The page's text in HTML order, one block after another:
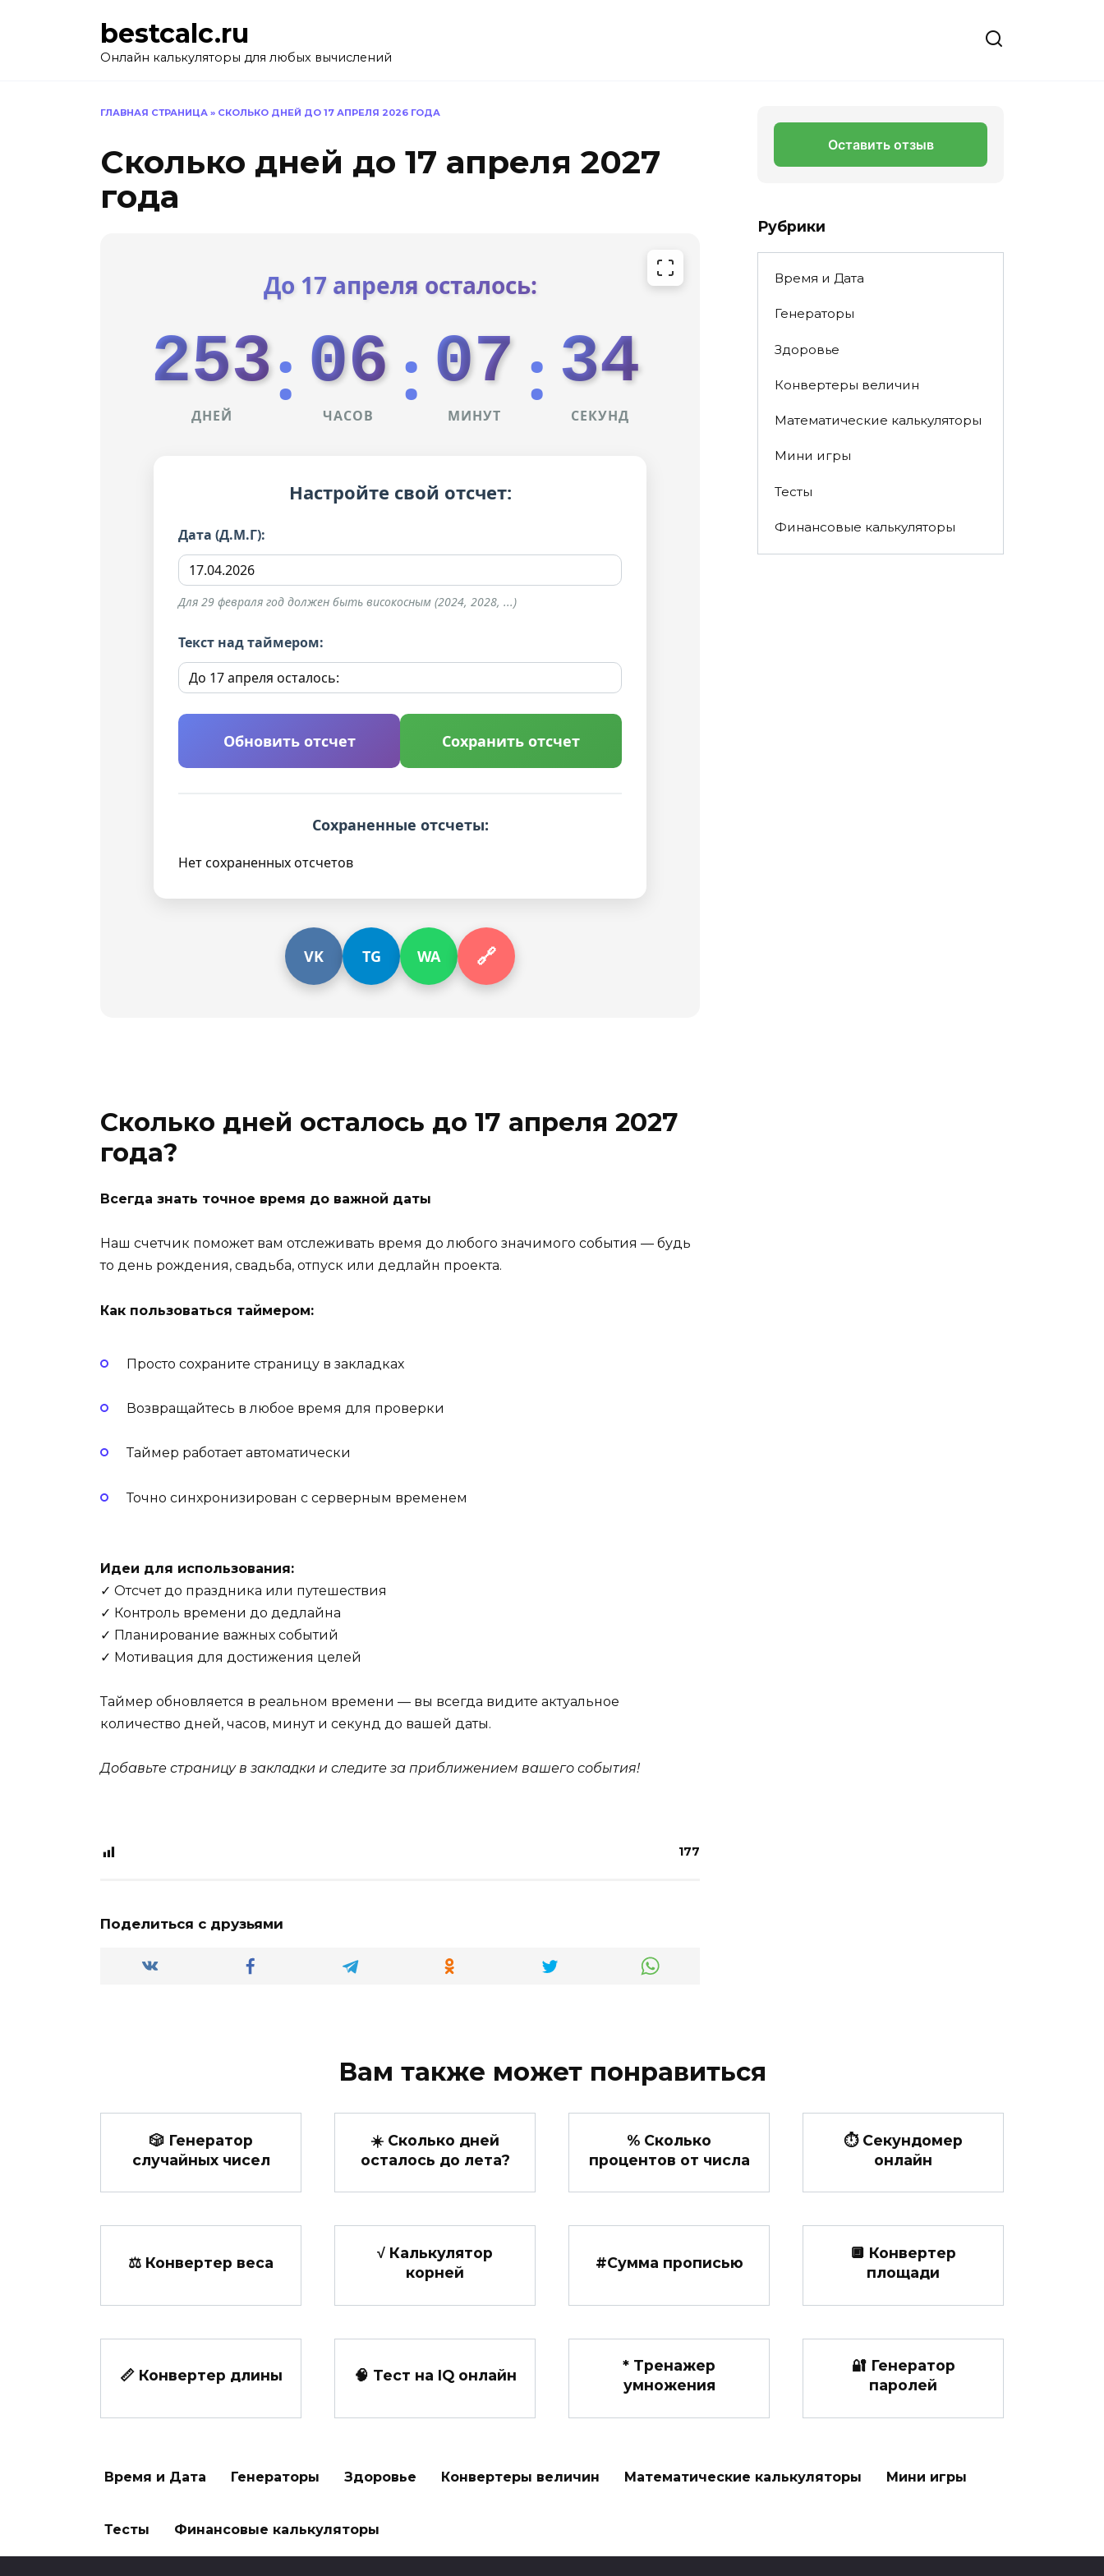
bestcalc.ru
Онлайн калькуляторы для любых вычислений
ГЛАВНАЯ СТРАНИЦА » СКОЛЬКО ДНЕЙ ДО 17 АПРЕЛЯ 2026 ГОДА
Сколько дней до 17 апреля 2027
года
До 17 апреля осталось:
253
ДНЕЙ : 06
ЧАСОВ : 07
МИНУТ : 33
СЕКУНД
Настройте свой отсчет:
Дата (Д.М.Г):
Для 29 февраля год должен быть високосным (2024, 2028, ...)
Текст над таймером:
Обновить отсчет Сохранить отсчет
Сохраненные отсчеты:
Нет сохраненных отсчетов
VK TG WA 🔗
Сколько дней осталось до 17 апреля 2027
года?
Всегда знать точное время до важной даты
Наш счетчик поможет вам отслеживать время до любого значимого события — будь
то день рождения, свадьба, отпуск или дедлайн проекта.
Как пользоваться таймером:
Просто сохраните страницу в закладках
Возвращайтесь в любое время для проверки
Таймер работает автоматически
Точно синхронизирован с серверным временем
Идеи для использования:
✓ Отсчет до праздника или путешествия
✓ Контроль времени до дедлайна
✓ Планирование важных событий
✓ Мотивация для достижения целей
Таймер обновляется в реальном времени — вы всегда видите актуальное
количество дней, часов, минут и секунд до вашей даты.
Добавьте страницу в закладки и следите за приближением вашего события!
177
Поделиться с друзьями
Оставить отзыв
Рубрики
Время и Дата
Генераторы
Здоровье
Конвертеры величин
Математические калькуляторы
Мини игры
Тесты
Финансовые калькуляторы
Вам также может понравиться
🎲 Генератор
случайных чисел
☀️ Сколько дней
осталось до лета?
% Сколько
процентов от числа
⏱️ Секундомер
онлайн
⚖️ Конвертер веса
√ Калькулятор
корней
#️Сумма прописью
🔲 Конвертер
площади
📏 Конвертер длины 🧠 Тест на IQ онлайн
*️ Тренажер
умножения
🔐 Генератор
паролей
Время и Дата Генераторы Здоровье Конвертеры величин Математические калькуляторы Мини игры
Тесты Финансовые калькуляторы